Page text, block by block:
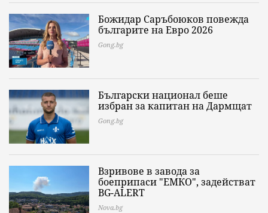
Божидар Саръбоюков повежда
българите на Евро 2026
Gong.bg
Български национал беше
избран за капитан на Дармщат
Gong.bg
Взривове в завода за
боеприпаси "ЕМКО", задействат
BG-ALERT
Nova.bg